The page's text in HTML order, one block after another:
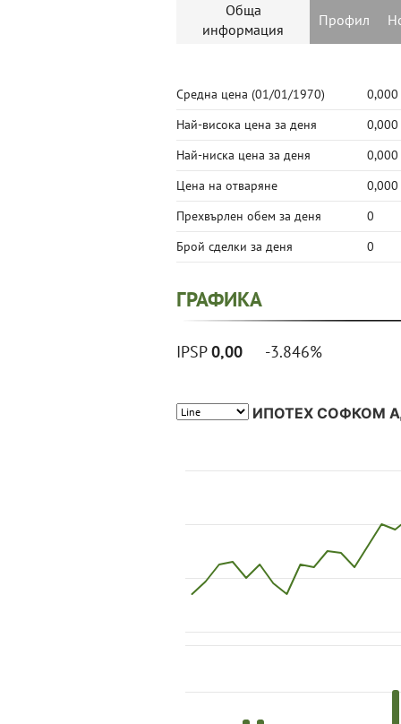
Обща
информация
Профил
Средна цена (01/01/1970)
0,000
Най-висока цена за деня
0,000
Най-ниска цена за деня
0,000
Цена на отваряне
0,000
Прехвърлен обем за деня
0
Брой сделки за деня
0
ГРАФИКА
IPSP0,00 -3.846%
ИПОТЕХ СОФКОМ АД